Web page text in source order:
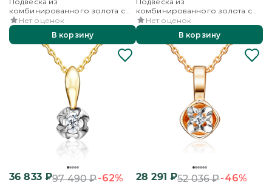
комбинированного золота с
бриллиантом
Нет оценок
В корзину
комбинированного золота с
бриллиантом
Нет оценок
В корзину
36 833₽97 490₽-62% 28 291 ₽52 036₽-46%